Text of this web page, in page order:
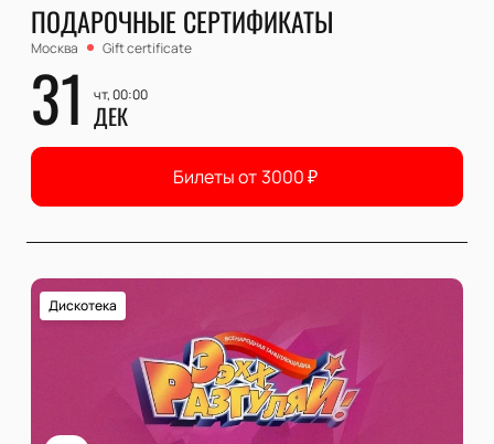
ПОДАРОЧНЫЕ СЕРТИФИКАТЫ
Москва Gift certificate
31 чт, 00:00
ДЕК
Билеты от 3000₽
Дискотека